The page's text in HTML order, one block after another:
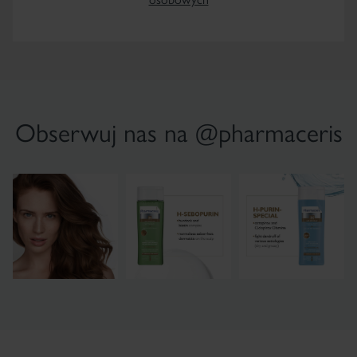
Obserwuj nas na @pharmaceris